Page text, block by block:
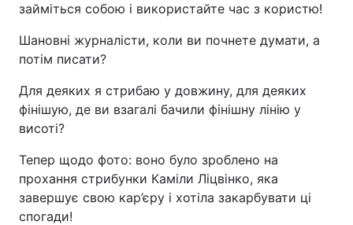
займіться собою і використайте час з користю!
Шановні журналісти, коли ви почнете думати, а
потім писати?
Для деяких я стрибаю у довжину, для деяких
фінішую, де ви взагалі бачили фінішну лінію у
висоті?
Тепер щодо фото: воно було зроблено на
прохання стрибунки Каміли Ліцвінко, яка
завершує свою кар’єру і хотіла закарбувати ці
спогади!